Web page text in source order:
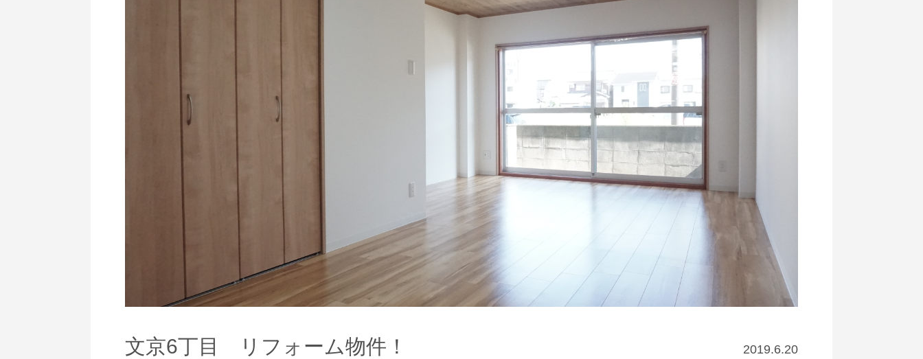
文京6丁目 リフォーム物件！ 2019.6.20